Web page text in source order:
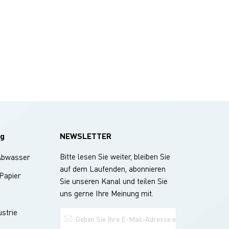
NEWSLETTER
Bitte lesen Sie weiter, bleiben Sie
auf dem Laufenden, abonnieren
Sie unseren Kanal und teilen Sie
uns gerne Ihre Meinung mit.